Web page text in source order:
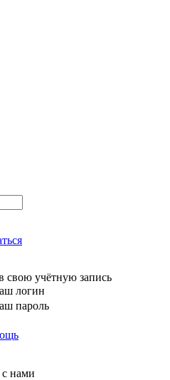
свою учётную запись
логин
пароль
нами